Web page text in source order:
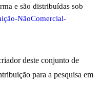
e são distribuídas sob
NãoComercial-
deste conjunto de
para a pesquisa em